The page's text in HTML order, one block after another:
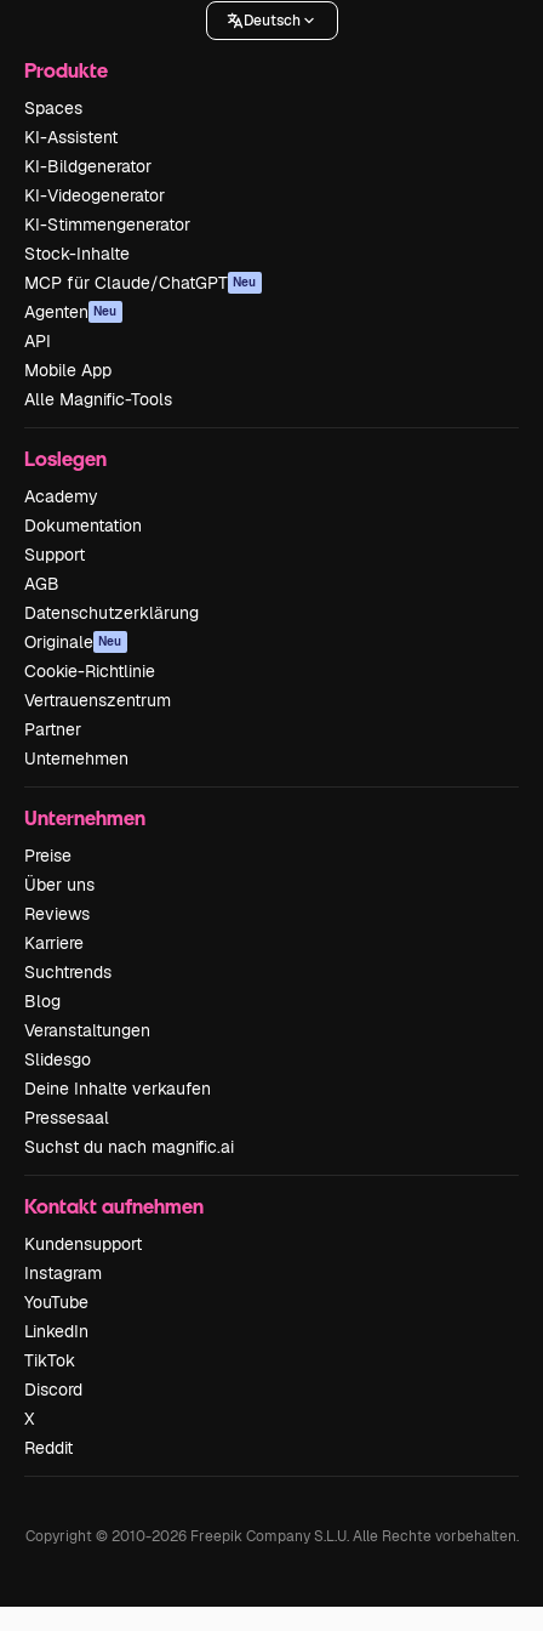
Deutsch
Produkte
Spaces
KI-Assistent
KI-Bildgenerator
KI-Videogenerator
KI-Stimmengenerator
Stock-Inhalte
MCP für Claude/ChatGPT Neu
Agenten Neu
API
Mobile App
Alle Magnific-Tools
Loslegen
Academy
Dokumentation
Support
AGB
Datenschutzerklärung
Originale Neu
Cookie-Richtlinie
Vertrauenszentrum
Partner
Unternehmen
Unternehmen
Preise
Über uns
Reviews
Karriere
Suchtrends
Blog
Veranstaltungen
Slidesgo
Deine Inhalte verkaufen
Pressesaal
Suchst du nach magnific.ai
Kontakt aufnehmen
Kundensupport
Instagram
YouTube
LinkedIn
TikTok
Discord
X
Reddit
Copyright © 2010-2026Freepik Company S.L.U. Alle Rechte vorbehalten.